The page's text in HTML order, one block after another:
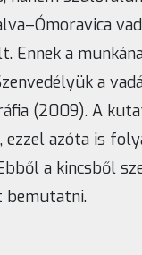
Ennek a
a
(2009). A
ezzel azóta is
a kincsből
bemutatni.